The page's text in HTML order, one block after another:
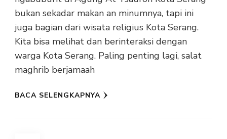
bukan sekadar makan an minumnya, tapi ini
juga bagian dari wisata religius Kota Serang.
Kita bisa melihat dan berinteraksi dengan
warga Kota Serang. Paling penting lagi, salat
maghrib berjamaah
BACA SELENGKAPNYA